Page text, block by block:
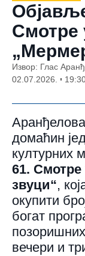
Смотре
Извор: Глас
02.07.2026.
домаћин
културних
61.
звуци“,
окупити
богат
вечери и